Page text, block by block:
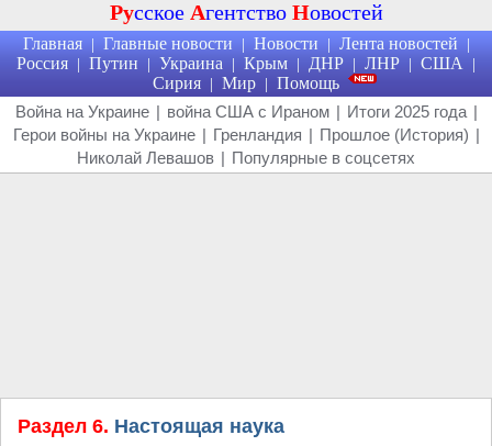
Русское Агентство Новостей
Главная | Главные новости | Новости | Лента новостей |
Россия | Путин | Украина | Крым | ДНР | ЛНР | США |
Сирия | Мир | Помощь
Война на Украине | война США с Ираном | Итоги 2025 года |
Герои войны на Украине | Гренландия | Прошлое (История) |
Николай Левашов | Популярные в соцсетях
Раздел 6. Настоящая наука